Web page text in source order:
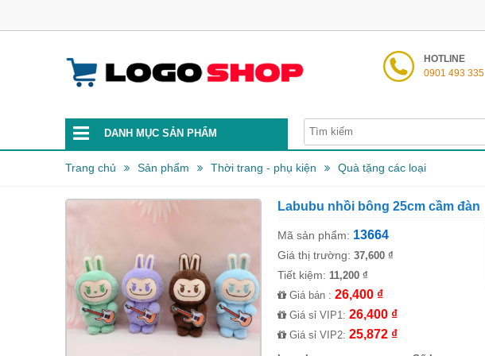
HOTLINE
0901 493 335
DANH MỤC SẢN PHẨM
Trang chủ Sản phẩm Thời trang - phụ kiện Quà tặng các loại
Labubu nhồi bông 25cm cầm đàn
Mã sản phẩm: 13664
Giá thị trường: 37,600 ₫
Tiết kiệm: 11,200 ₫
Giá bán : 26,400 ₫
Giá sỉ VIP1: 26,400 ₫
Giá sỉ VIP2: 25,872 ₫